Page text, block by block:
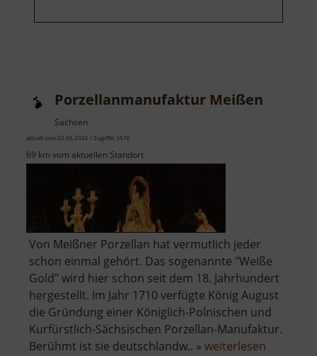
Porzellanmanufaktur Meißen
Sachsen
aktuell vom 02.06.2026 / Zugriffe: 3576
69 km vom aktuellen Standort
Von Meißner Porzellan hat vermutlich jeder
schon einmal gehört. Das sogenannte "Weiße
Gold" wird hier schon seit dem 18. Jahrhundert
hergestellt. Im Jahr 1710 verfügte König August
die Gründung einer Königlich-Polnischen und
Kurfürstlich-Sächsischen Porzellan-Manufaktur.
Berühmt ist sie deutschlandw.. » weiterlesen